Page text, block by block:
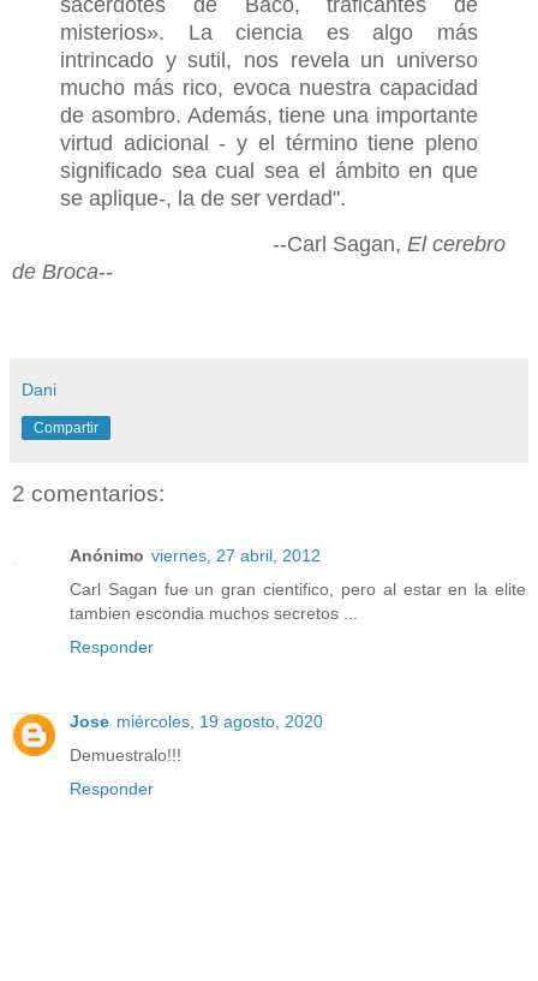
misterios». La ciencia es algo más
intrincado y sutil, nos revela un universo
mucho más rico, evoca nuestra capacidad
de asombro. Además, tiene una importante
virtud adicional - y el término tiene pleno
significado sea cual sea el ámbito en que
se aplique-, la de ser verdad".
--Carl Sagan, El cerebro
de Broca--
Dani
Compartir
2 comentarios:
Anónimo viernes, 27 abril, 2012
Carl Sagan fue un gran cientifico, pero al estar en la elite
tambien escondia muchos secretos ...
Responder
Jose miércoles, 19 agosto, 2020
Demuestralo!!!
Responder